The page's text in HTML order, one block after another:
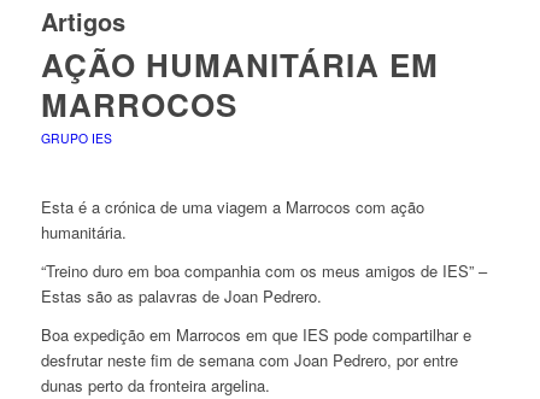
Artigos
AÇÃO HUMANITÁRIA EM
MARROCOS
GRUPO IES
Esta é a crónica de uma viagem a Marrocos com ação
humanitária.
“Treino duro em boa companhia com os meus amigos de IES” –
Estas são as palavras de Joan Pedrero.
Boa expedição em Marrocos em que IES pode compartilhar e
desfrutar neste fim de semana com Joan Pedrero, por entre
dunas perto da fronteira argelina.